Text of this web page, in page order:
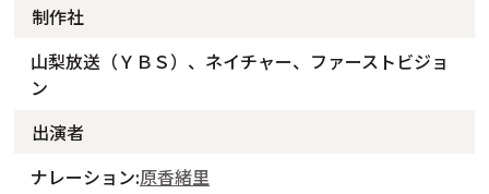
制作社
山梨放送（ＹＢＳ）、ネイチャー、ファーストビジョ
ン
出演者
ナレーション:原香緒里